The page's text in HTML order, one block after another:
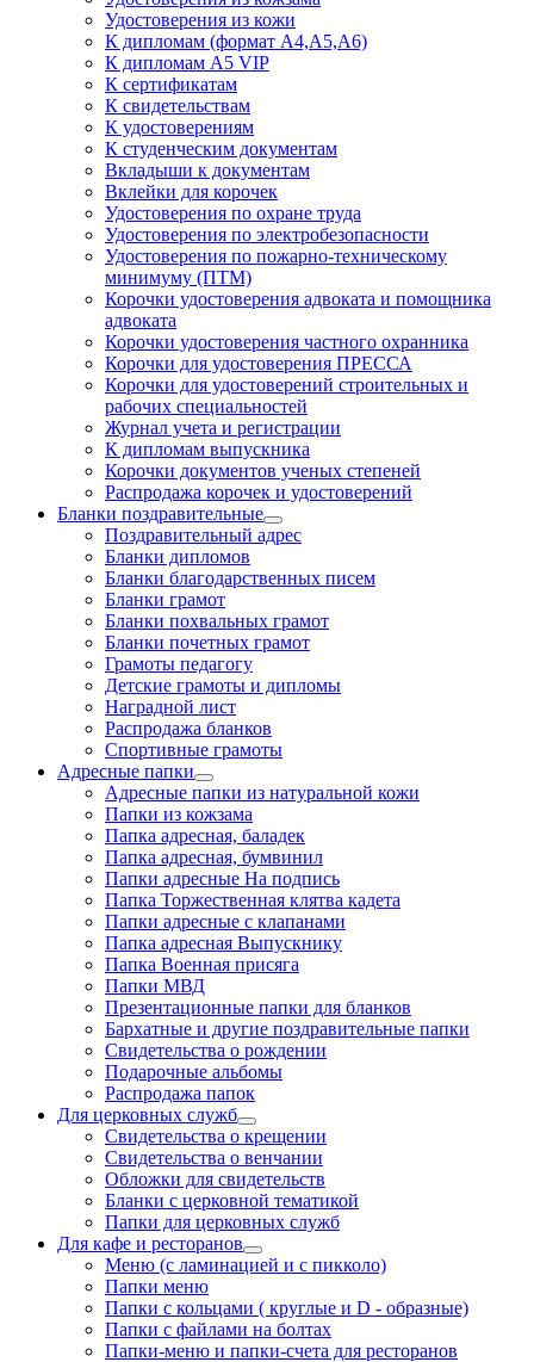
Удостоверения из кожи
К дипломам (формат А4,А5,А6)
К дипломам А5 VIP
К сертификатам
К свидетельствам
К удостоверениям
К студенческим документам
Вкладыши к документам
Вклейки для корочек
Удостоверения по охране труда
Удостоверения по электробезопасности
Удостоверения по пожарно-техническому
минимуму (ПТМ)
Корочки удостоверения адвоката и помощника
адвоката
Корочки удостоверения частного охранника
Корочки для удостоверения ПРЕССА
Корочки для удостоверений строительных и
рабочих специальностей
Журнал учета и регистрации
К дипломам выпускника
Корочки документов ученых степеней
Распродажа корочек и удостоверений
Бланки поздравительные
Поздравительный адрес
Бланки дипломов
Бланки благодарственных писем
Бланки грамот
Бланки похвальных грамот
Бланки почетных грамот
Грамоты педагогу
Детские грамоты и дипломы
Наградной лист
Распродажа бланков
Спортивные грамоты
Адресные папки
Адресные папки из натуральной кожи
Папки из кожзама
Папка адресная, баладек
Папка адресная, бумвинил
Папки адресные На подпись
Папка Торжественная клятва кадета
Папки адресные с клапанами
Папка адресная Выпускнику
Папка Военная присяга
Папки МВД
Презентационные папки для бланков
Бархатные и другие поздравительные папки
Свидетельства о рождении
Подарочные альбомы
Распродажа папок
Для церковных служб
Свидетельства о крещении
Свидетельства о венчании
Обложки для свидетельств
Бланки с церковной тематикой
Папки для церковных служб
Для кафе и ресторанов
Меню (с ламинацией и с пикколо)
Папки меню
Папки с кольцами ( круглые и D - образные)
Папки с файлами на болтах
Папки-меню и папки-счета для ресторанов